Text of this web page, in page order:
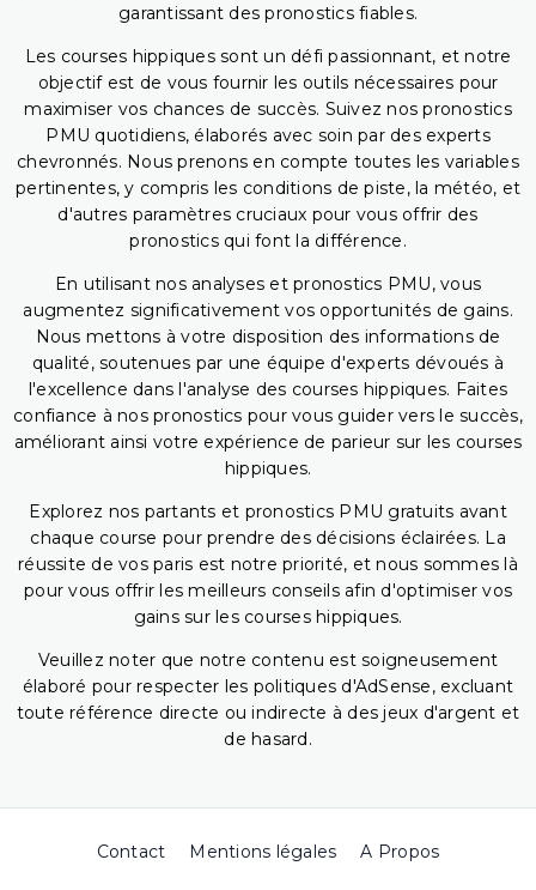
garantissant des pronostics fiables.
Les courses hippiques sont un défi passionnant, et notre
objectif est de vous fournir les outils nécessaires pour
maximiser vos chances de succès. Suivez nos pronostics
PMU quotidiens, élaborés avec soin par des experts
chevronnés. Nous prenons en compte toutes les variables
pertinentes, y compris les conditions de piste, la météo, et
d'autres paramètres cruciaux pour vous offrir des
pronostics qui font la différence.
En utilisant nos analyses et pronostics PMU, vous
augmentez significativement vos opportunités de gains.
Nous mettons à votre disposition des informations de
qualité, soutenues par une équipe d'experts dévoués à
l'excellence dans l'analyse des courses hippiques. Faites
confiance à nos pronostics pour vous guider vers le succès,
améliorant ainsi votre expérience de parieur sur les courses
hippiques.
Explorez nos partants et pronostics PMU gratuits avant
chaque course pour prendre des décisions éclairées. La
réussite de vos paris est notre priorité, et nous sommes là
pour vous offrir les meilleurs conseils afin d'optimiser vos
gains sur les courses hippiques.
Veuillez noter que notre contenu est soigneusement
élaboré pour respecter les politiques d'AdSense, excluant
toute référence directe ou indirecte à des jeux d'argent et
de hasard.
Contact Mentions légales A Propos